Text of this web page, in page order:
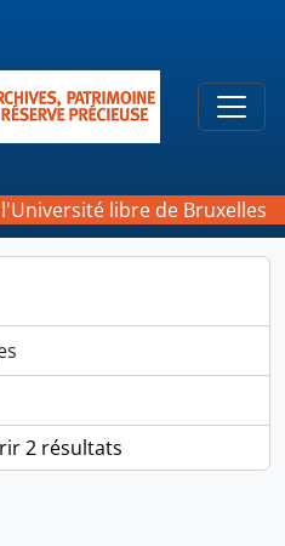
libre de Bruxelles
2 résultats